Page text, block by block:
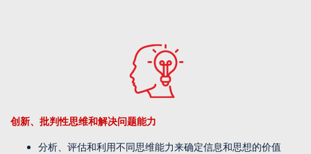
创新、批判性思维和解决问题能力
分析、评估和利用不同思维能力来确定信息和思想的价值